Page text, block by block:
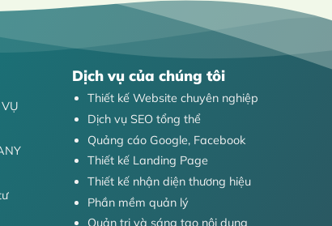
Dịch vụ của chúng tôi
Thiết kế Website chuyên nghiệp
Dịch vụ SEO tổng thể
Quảng cáo Google, Facebook
Thiết kế Landing Page
Thiết kế nhận diện thương hiệu
Phần mềm quản lý
Quản trị và sáng tạo nội dung